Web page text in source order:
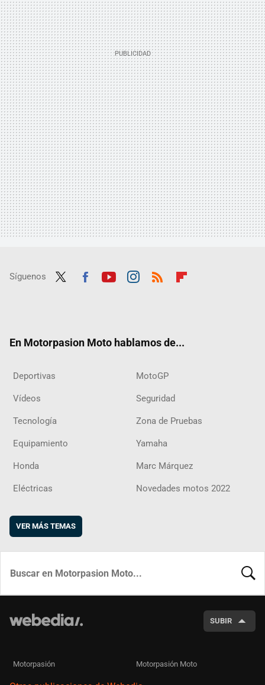
Síguenos
En Motorpasion Moto hablamos de...
Deportivas MotoGP
Vídeos Seguridad
Tecnología Zona de Pruebas
Equipamiento Yamaha
Honda Marc Márquez
Eléctricas Novedades motos 2022
VER MÁS TEMAS
SUBIR
Motorpasión Motorpasión Moto